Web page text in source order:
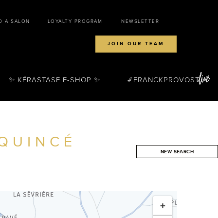
NEW SEARCH
+
A SALON LOYALTY PROGRAM NEWSLETTER
JOIN OUR TEAM
✨ KÉRASTASE E-SHOP ✨ FRANCKPROVOST